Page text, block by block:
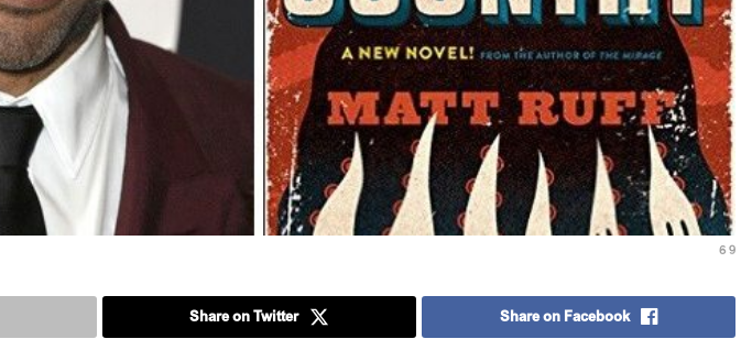
9 6
Share on Facebook
Share on Twitter